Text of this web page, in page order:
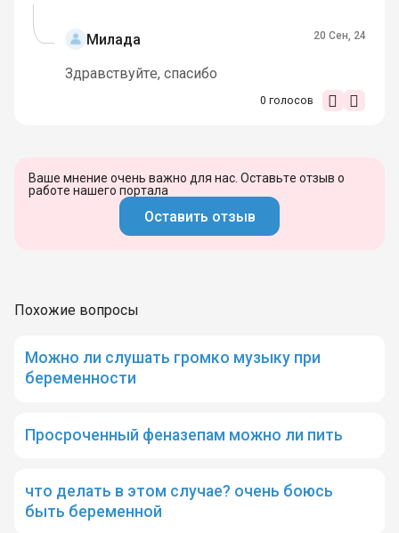
Милада 20 Сен, 24
Здравствуйте, спасибо
0 голосов
Ваше мнение очень важно для нас. Оставьте отзыв о
работе нашего портала
Оставить отзыв
Похожие вопросы
Можно ли слушать громко музыку при
беременности
Просроченный феназепам можно ли пить
что делать в этом случае? очень боюсь
быть беременной